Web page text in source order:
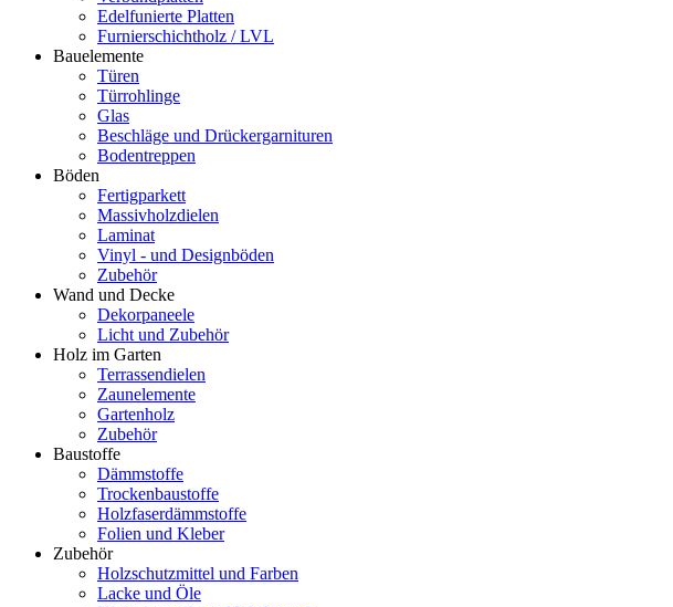
Edelfunierte Platten
Furnierschichtholz / LVL
Bauelemente
Türen
Türrohlinge
Glas
Beschläge und Drückergarnituren
Bodentreppen
Böden
Fertigparkett
Massivholzdielen
Laminat
Vinyl - und Designböden
Zubehör
Wand und Decke
Dekorpaneele
Licht und Zubehör
Holz im Garten
Terrassendielen
Zaunelemente
Gartenholz
Zubehör
Baustoffe
Dämmstoffe
Trockenbaustoffe
Holzfaserdämmstoffe
Folien und Kleber
Zubehör
Holzschutzmittel und Farben
Lacke und Öle